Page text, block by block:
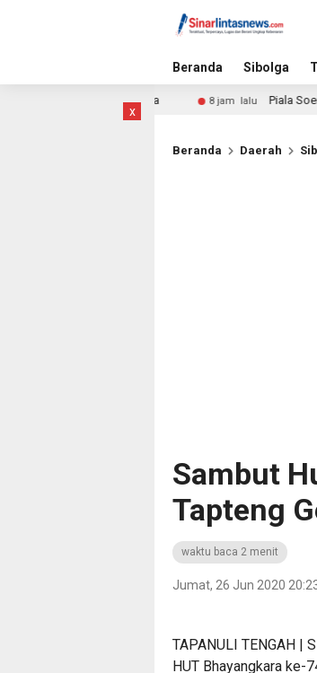
Beranda Sibolga
x
8 jam lalu Piala Soeratin Cup
Beranda Daerah
Sambut
Tapteng
waktu baca 2 menit
Jumat, 26 Jun 2020
TAPANULI TENGAH |
HUT Bhayangkara ke-